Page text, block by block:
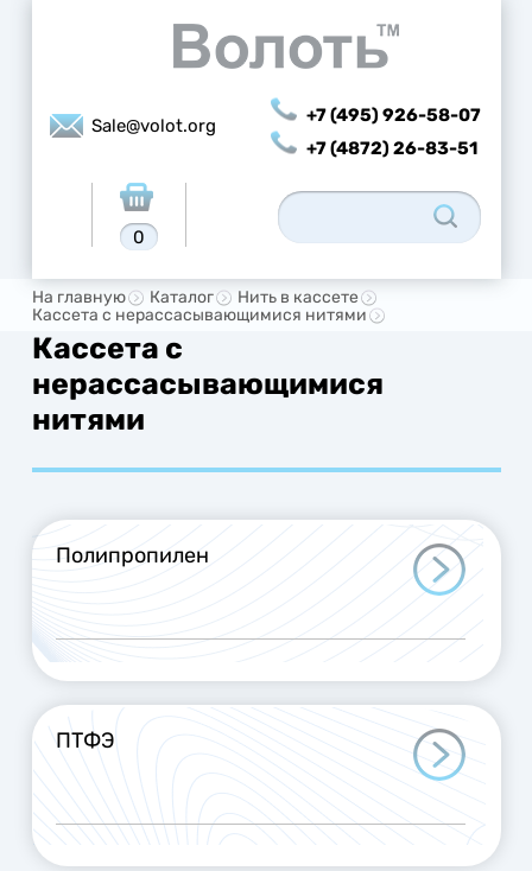
Sale@volot.org
+7 (495) 926-58-07
+7 (4872) 26-83-51
0
На главную Каталог
Нить в кассете
Кассета с нерассасывающимися нитями
Кассета с
нерассасывающимися
нитями
Полипропилен
ПТФЭ